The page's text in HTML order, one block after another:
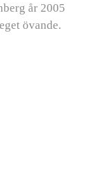
år 2005
övande.